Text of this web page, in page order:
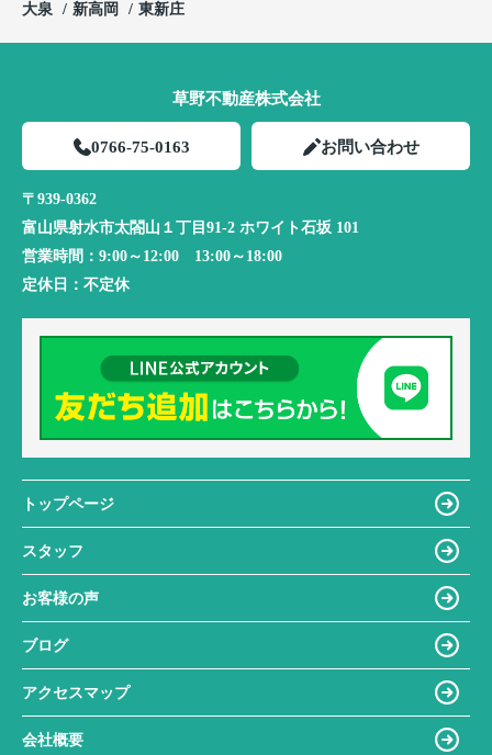
大泉
新高岡 東新庄
草野不動産株式会社
0766-75-0163 お問い合わせ
〒939-0362
富山県射水市太閤山１丁目91-2 ホワイト石坂 101
営業時間： 9:00～12:00 13:00～18:00
定休日： 不定休
トップページ
スタッフ
お客様の声
ブログ
アクセスマップ
会社概要